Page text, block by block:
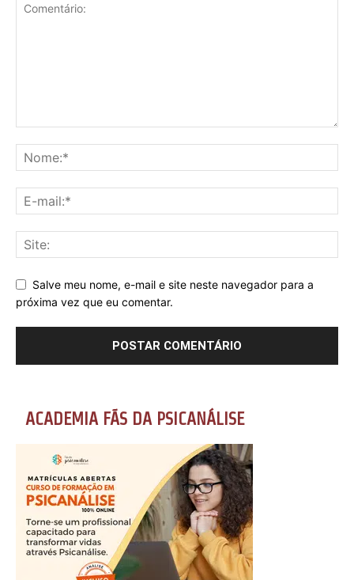
Salve meu nome, e-mail e site neste navegador para a
próxima vez que eu comentar.
ACADEMIA FÃS DA PSICANÁLISE